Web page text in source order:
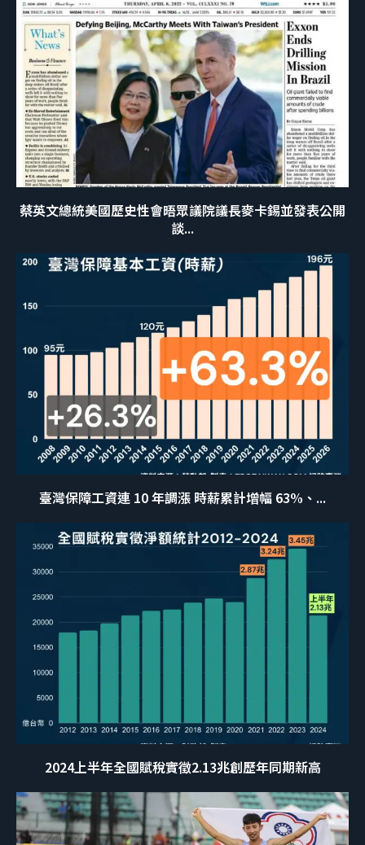
蔡英文總統美國歷史性會晤眾議院議長麥卡錫並發表公開
談...
臺灣保障工資連 10 年調漲 時薪累計增幅 63%、...
2024上半年全國賦稅實徵2.13兆創歷年同期新高